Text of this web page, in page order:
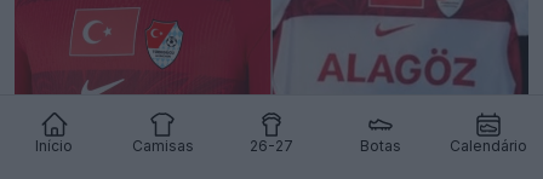
Início Camisas 26-27 Botas Calendário